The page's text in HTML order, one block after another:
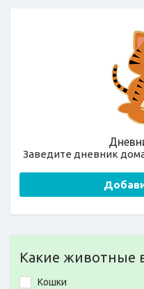
Заведите дневник
Какие животные
Кошки